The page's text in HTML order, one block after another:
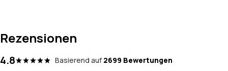
Rezensionen
4.8 Basierend auf 2699 Bewertungen